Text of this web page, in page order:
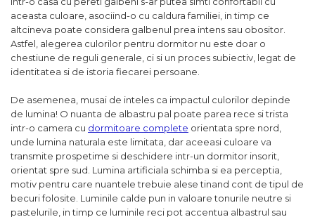
aceasta culoare, asociind-o cu caldura familiei, in timp ce
altcineva poate considera galbenul prea intens sau obositor.
Astfel, alegerea culorilor pentru dormitor nu este doar o
chestiune de reguli generale, ci si un proces subiectiv, legat de
identitatea si de istoria fiecarei persoane.
De asemenea, musai de inteles ca impactul culorilor depinde
de lumina! O nuanta de albastru pal poate parea rece si trista
intr-o camera cu dormitoare complete orientata spre nord,
unde lumina naturala este limitata, dar aceeasi culoare va
transmite prospetime si deschidere intr-un dormitor insorit,
orientat spre sud. Lumina artificiala schimba si ea perceptia,
motiv pentru care nuantele trebuie alese tinand cont de tipul de
becuri folosite. Luminile calde pun in valoare tonurile neutre si
pastelurile, in timp ce luminile reci pot accentua albastrul sau